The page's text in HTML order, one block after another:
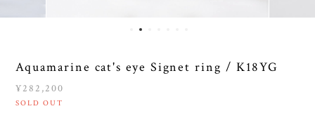
Aquamarine cat's eye Signet ring / K18YG
¥282,200
SOLD OUT